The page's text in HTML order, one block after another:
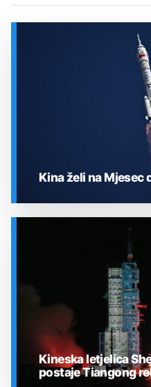
Kina želi na Mjesec
Kineska letjelica
postaje Tiangong